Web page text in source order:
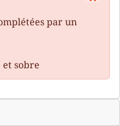
par un
sobre